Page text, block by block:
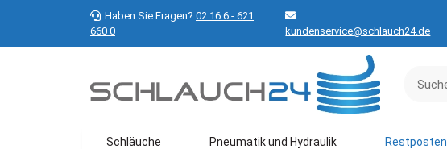
Haben Sie Fragen? 02 16 6 - 621
660 0
kundenservice@schlauch24.de
Schläuche Pneumatik und Hydraulik Restposten